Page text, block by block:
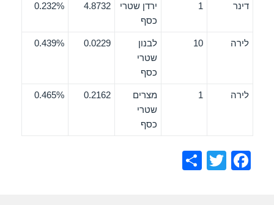
דינר 1
ירדן שטרי
כסף
4.8732
0.232%
לירה 10
לבנון
שטרי
כסף
0.0229
0.439%
לירה 1
מצרים
שטרי
כסף
0.2162
0.465%
F
T